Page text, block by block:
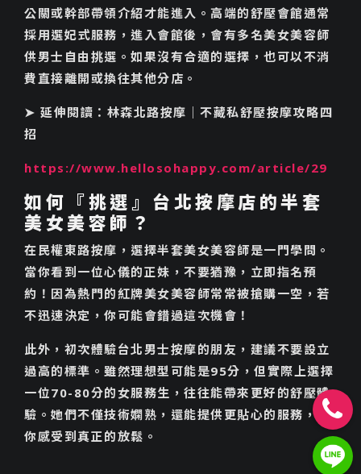
公關或幹部帶領介紹才能進入。高端的舒壓會館通常
採用選妃式服務，進入會館後，會有多名美女美容師
供男士自由挑選。如果沒有合適的選擇，也可以不消
費直接離開或換往其他分店。
➤ 延伸閱讀：林森北路按摩｜不藏私舒壓按摩攻略四
招
https://www.hellosohappy.com/article/29
如何『挑選』台北按摩店的半套
美女美容師？
在民權東路按摩，選擇半套美女美容師是一門學問。
當你看到一位心儀的正妹，不要猶豫，立即指名預
約！因為熱門的紅牌美女美容師常常被搶購一空，若
不迅速決定，你可能會錯過這次機會！
此外，初次體驗台北男士按摩的朋友，建議不要設立
過高的標準。雖然理想型可能是95分，但實際上選擇
一位70-80分的女服務生，往往能帶來更好的舒壓體
驗。她們不僅技術嫻熟，還能提供更貼心的服務，讓
你感受到真正的放鬆。